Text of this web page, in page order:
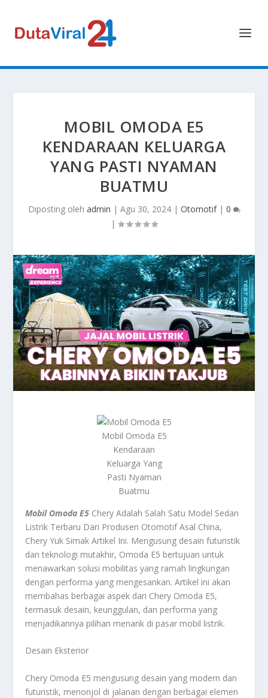
MOBIL OMODA E5
KENDARAAN KELUARGA
YANG PASTI NYAMAN
BUATMU
Diposting oleh admin | Agu 30, 2024| Otomotif| 0
|
Mobil Omoda E5
Kendaraan
Keluarga Yang
Pasti Nyaman
Buatmu
Mobil Omoda E5 Chery Adalah Salah Satu Model Sedan
Listrik Terbaru Dari Produsen Otomotif Asal China,
Chery Yuk Simak Artikel Ini. Mengusung desain futuristik
dan teknologi mutakhir, Omoda E5 bertujuan untuk
menawarkan solusi mobilitas yang ramah lingkungan
dengan performa yang mengesankan. Artikel ini akan
membahas berbagai aspek dari Chery Omoda E5,
termasuk desain, keunggulan, dan performa yang
menjadikannya pilihan menarik di pasar mobil listrik.
Desain Eksterior
Chery Omoda E5 mengusung desain yang modern dan
futuristik, menonjol di jalanan dengan berbagai elemen